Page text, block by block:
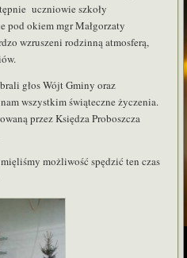
uczniowie szkoły
pod okiem mgr Małgorzaty
wzruszeni rodzinną atmosferą,
głos Wójt Gminy oraz
wszystkim świąteczne życzenia.
przez Księdza Proboszcza
możliwość spędzić ten czas